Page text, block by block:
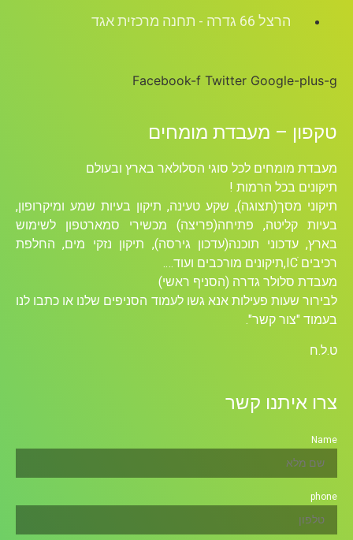
הרצל 66 גדרה - תחנה מרכזית אגד
Facebook-f Twitter Google-plus-g
טקפון – מעבדת מומחים
מעבדת מומחים לכל סוגי הסלולאר בארץ ובעולם
תיקונים בכל הרמות !
תיקוני מסך(תצוגה), שקע טעינה, תיקון בעיות שמע ומיקרופון,
בעיות קליטה, פתיחה(פריצה) מכשירי סמארטפון לשימוש
בארץ, עדכוני תוכנה(עדכון גירסה), תיקון נזקי מים, החלפת
רכיבים ICׁ,תיקונים מורכבים ועוד….
מעבדת סלולר גדרה (הסניף ראשי)
לבירור שעות פעילות אנא גשו לעמוד הסניפים שלנו או כתבו לנו
בעמוד "צור קשר".
ט.ל.ח
צרו איתנו קשר
Name
phone